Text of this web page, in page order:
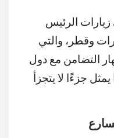
الرئيس
وقطر، والتي
مع دول
يمثل جزءًا لا يتجزأ